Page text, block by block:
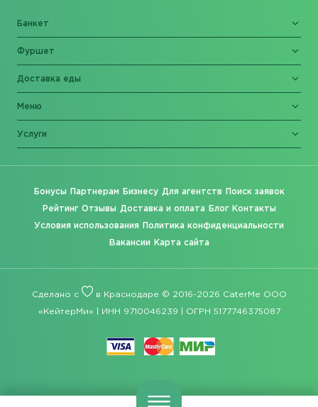
Банкет
Фуршет
Доставка еды
Меню
Услуги
Бонусы Партнерам Бизнесу Для агентств Поиск заявок
Рейтинг Отзывы Доставка и оплата Блог Контакты
Условия использования Политика конфиденциальности
Вакансии Карта сайта
Сделано с в Краснодаре © 2016-2026 CaterMe ООО
«КейтерМи» | ИНН 9710046239 | ОГРН 5177746375087